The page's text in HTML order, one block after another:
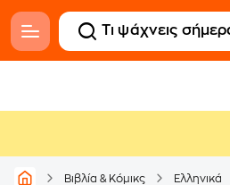
Βιβλία & Κόμικς Ελληνικά